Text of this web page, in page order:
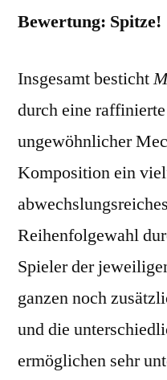
Bewertung: Spitze!
Insgesamt besticht
durch eine
ungewöhnlicher
Komposition ein
Reihenfolgewahl
Spieler der
ganzen noch
und die
ermöglichen sehr